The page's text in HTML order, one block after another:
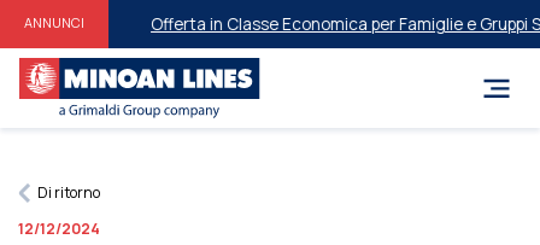
ANNUNCI Offerta in Classe Economica per Famiglie e ​​Gruppi
Di ritorno
12/12/2024